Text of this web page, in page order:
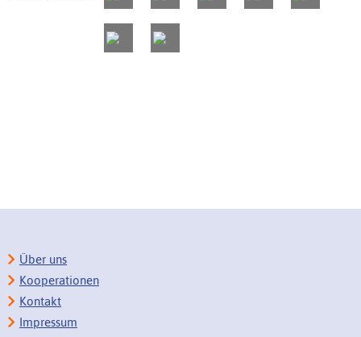
Über uns
Kooperationen
Kontakt
Impressum